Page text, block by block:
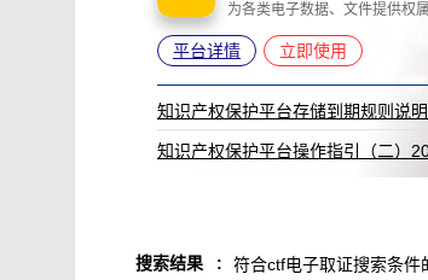
为各类电子数据、文件提供权
平台详情 立即使用
知识产权保护平台存储到期规则说明
知识产权保护平台操作指引（二）
搜索结果 : 符合ctf电子取证搜索条件